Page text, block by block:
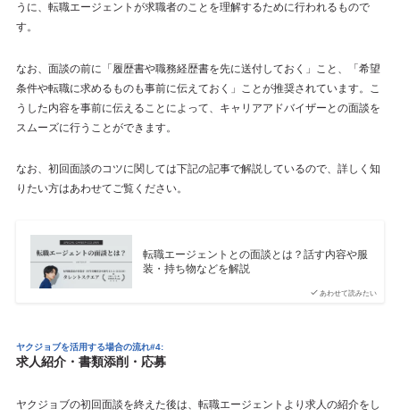
うに、転職エージェントが求職者のことを理解するために行われるもので
す。
なお、面談の前に「履歴書や職務経歴書を先に送付しておく」こと、「希望
条件や転職に求めるものも事前に伝えておく」ことが推奨されています。こ
うした内容を事前に伝えることによって、キャリアアドバイザーとの面談を
スムーズに行うことができます。
なお、初回面談のコツに関しては下記の記事で解説しているので、詳しく知
りたい方はあわせてご覧ください。
あわせて読みたい
転職エージェントとの面談とは？話す内容や服
装・持ち物などを解説
ヤクジョブを活用する場合の流れ#4:
求人紹介・書類添削・応募
ヤクジョブの初回面談を終えた後は、転職エージェントより求人の紹介をし